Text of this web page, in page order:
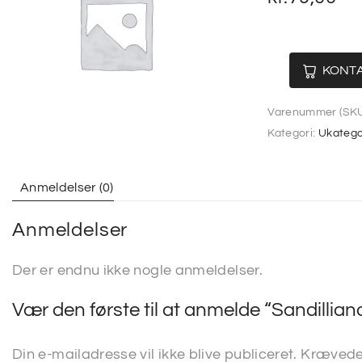
Varenummer
Kategori:
Anmeldelser (0)
Anmeldelser
Der er endnu ikke nogle anmeldelser.
Vær den første til at anmelde
Din e-mailadresse vil ikke blive publiceret.